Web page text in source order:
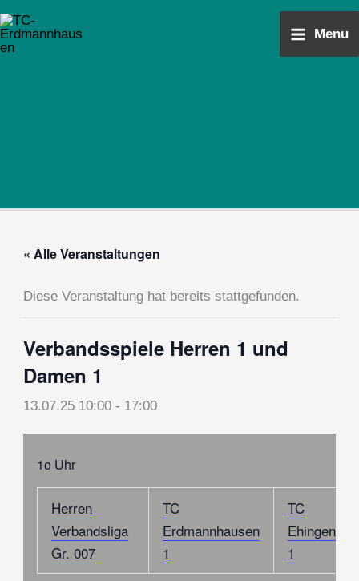
Zum
Inhalt
springen
Main
Menu
Menu
« Alle Veranstaltungen
Diese Veranstaltung hat bereits stattgefunden.
Verbandsspiele Herren 1 und
Damen 1
13.07.25 10:00 - 17:00
1o Uhr
Herren
Verbandsliga
Gr. 007
TC
Erdmannhausen
1
TC
Ehingen/
1